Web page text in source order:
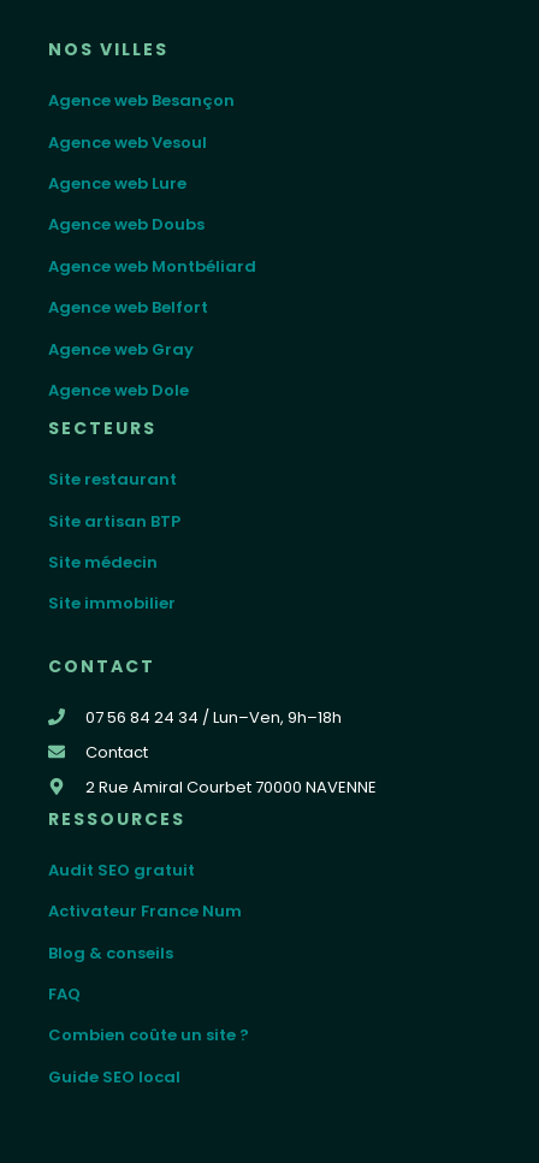
NOS VILLES
Agence web Besançon
Agence web Vesoul
Agence web Lure
Agence web Doubs
Agence web Montbéliard
Agence web Belfort
Agence web Gray
Agence web Dole
SECTEURS
Site restaurant
Site artisan BTP
Site médecin
Site immobilier
CONTACT
07 56 84 24 34 / Lun–Ven, 9h–18h
Contact
2 Rue Amiral Courbet 70000 NAVENNE
RESSOURCES
Audit SEO gratuit
Activateur France Num
Blog & conseils
FAQ
Combien coûte un site ?
Guide SEO local